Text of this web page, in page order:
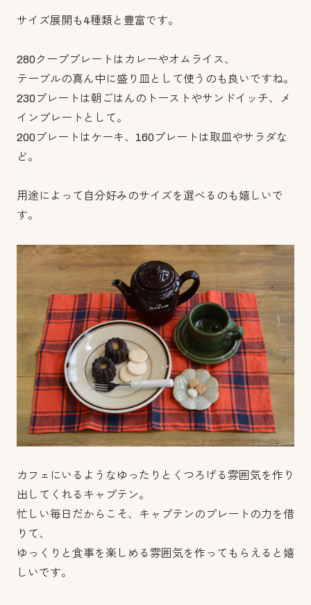
サイズ展開も4種類と豊富です。
280クーププレートはカレーやオムライス、
テーブルの真ん中に盛り皿として使うのも良いですね。
230プレートは朝ごはんのトーストやサンドイッチ、メ
インプレートとして。
200プレートはケーキ、160プレートは取皿やサラダな
ど。
用途によって自分好みのサイズを選べるのも嬉しいで
す。
カフェにいるようなゆったりとくつろげる雰囲気を作り
出してくれるキャプテン。
忙しい毎日だからこそ、キャプテンのプレートの力を借
りて、
ゆっくりと食事を楽しめる雰囲気を作ってもらえると嬉
しいです。